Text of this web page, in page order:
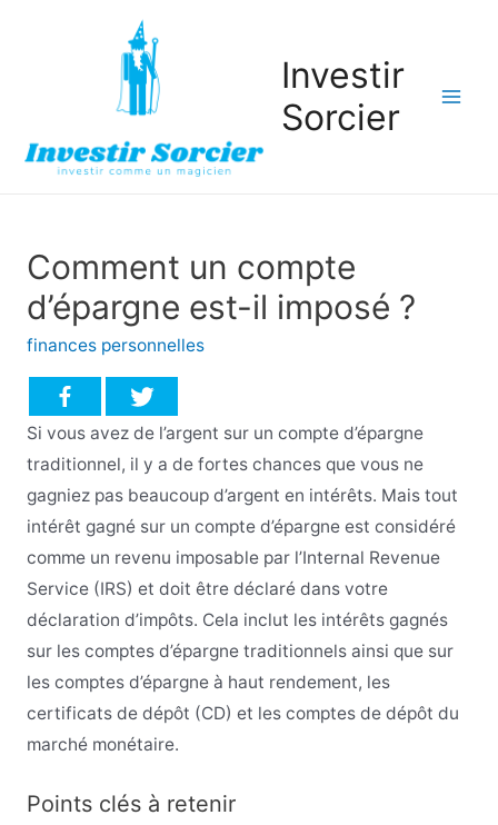
Investir
Sorcier
Comment un compte
d’épargne est-il imposé ?
finances personnelles
Si vous avez de l’argent sur un compte d’épargne
traditionnel, il y a de fortes chances que vous ne
gagniez pas beaucoup d’argent en intérêts. Mais tout
intérêt gagné sur un compte d’épargne est considéré
comme un revenu imposable par l’Internal Revenue
Service (IRS) et doit être déclaré dans votre
déclaration d’impôts. Cela inclut les intérêts gagnés
sur les comptes d’épargne traditionnels ainsi que sur
les comptes d’épargne à haut rendement, les
certificats de dépôt (CD) et les comptes de dépôt du
marché monétaire.
Points clés à retenir